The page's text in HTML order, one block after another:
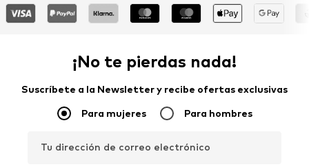
¡No te pierdas nada!
Suscríbete a la Newsletter y recibe ofertas exclusivas
Para mujeres Para hombres
Tu dirección de correo electrónico